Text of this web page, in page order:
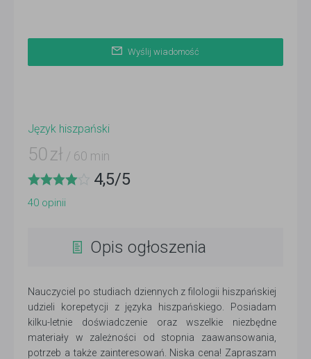
Wyślij wiadomość
Język hiszpański
50 zł / 60 min
4,5/5
40 opinii
Opis ogłoszenia
Nauczyciel po studiach dziennych z filologii hiszpańskiej
udzieli korepetycji z języka hiszpańskiego. Posiadam
kilku-letnie doświadczenie oraz wszelkie niezbędne
materiały w zależności od stopnia zaawansowania,
potrzeb a także zainteresowań. Niska cena! Zapraszam